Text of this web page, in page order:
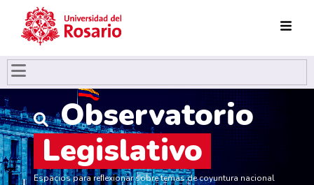
Pasar al contenido principal
Observatorio
Legislativo
Espacios para reﬂexionar sobre temas de coyuntura nacional